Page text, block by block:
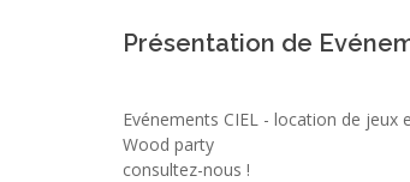
Présentation de
Evénements CIEL - location de jeux
Wood party
consultez-nous !